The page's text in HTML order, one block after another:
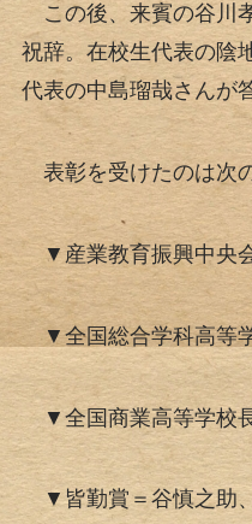
この後、来賓の谷川
祝辞。在校生代表の陰
代表の中島瑠哉さんが
表彰を受けたのは次
▼産業教育振興中央
▼全国総合学科高等
▼全国商業高等学校長
▼皆勤賞＝谷慎之助、